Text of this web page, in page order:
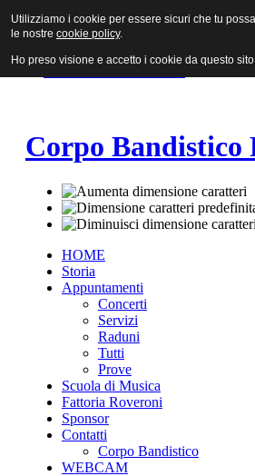
Vai al contenuto
Vai alla navigazione principale
Vai alla prima colonna
Corpo Bandistico
HOME
Storia
Appuntamenti
Concerti
Servizi
Raduni
Tutti
Prove
Scuola di Musica
Fattoria Roveroni
Sponsor
Contatti
Corpo Bandistico
WEBCAM
Utilizziamo i cookie per essere sicuri che tu
le nostre cookie policy.
Ho preso visione e accetto i cookie da questo